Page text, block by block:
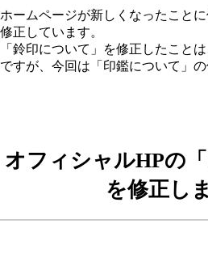
ホームページが新しくなったこと
修正しています。
「鈴印について」を修正したこと
ですが、今回は「印鑑について」の
オフィシャルHPの
を修正し